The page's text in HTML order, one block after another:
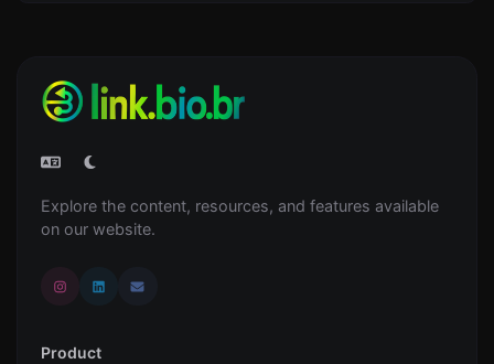
Explore the content, resources, and features available
on our website.
Product